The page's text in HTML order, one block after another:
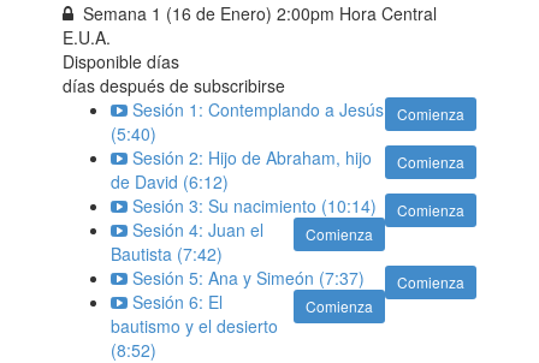
Semana 1 (16 de Enero) 2:00pm Hora Central
E.U.A.
Disponibledías
días después de subscribirse
Comienza
Sesión 1: Contemplando a Jesús
(5:40)
Comienza
Sesión 2: Hijo de Abraham, hijo
de David (6:12)
Comienza
Sesión 3: Su nacimiento (10:14)
Comienza
Sesión 4: Juan el
Bautista (7:42)
Comienza
Sesión 5: Ana y Simeón (7:37)
Comienza
Sesión 6: El
bautismo y el desierto
(8:52)